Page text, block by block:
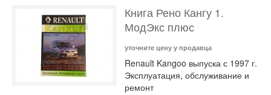
Книга Рено Кангу 1.
МодЭкс плюс
уточните цену у продавца
Renault Kangoo выпуска с 1997 г.
Эксплуатация, обслуживание и
ремонт